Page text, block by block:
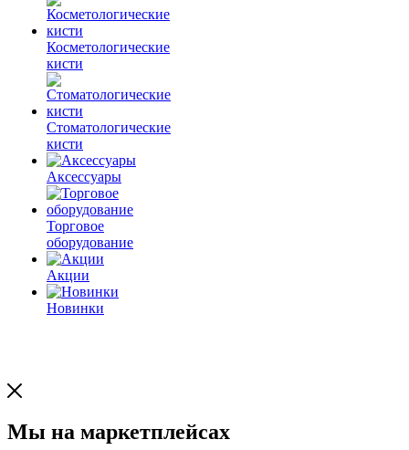
Косметологические
кисти
Стоматологические
кисти
Аксессуары
Торговое
оборудование
Акции
Новинки
Мы на маркетплейсах